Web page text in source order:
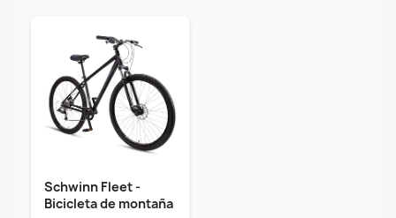
Schwinn Fleet -
Bicicleta de montaña